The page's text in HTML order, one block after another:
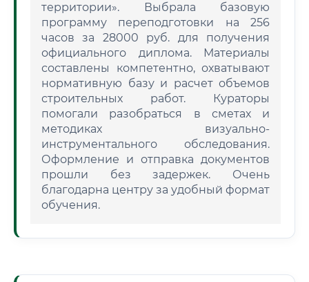
территории». Выбрала базовую
программу переподготовки на 256
часов за 28000 руб. для получения
официального диплома. Материалы
составлены компетентно, охватывают
нормативную базу и расчет объемов
строительных работ. Кураторы
помогали разобраться в сметах и
методиках визуально-
инструментального обследования.
Оформление и отправка документов
прошли без задержек. Очень
благодарна центру за удобный формат
обучения.